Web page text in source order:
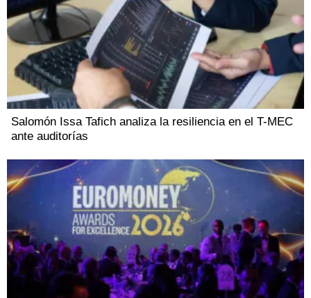
Salomón Issa Tafich analiza la resiliencia en el T-MEC
ante auditorías